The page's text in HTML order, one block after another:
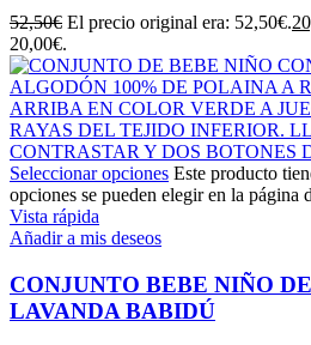
52,50€ El precio original era: 52,50€.
20,00€.
Seleccionar opciones Este producto
opciones se pueden elegir en la página
Vista rápida
Añadir a mis deseos
CONJUNTO BEBE NIÑO
LAVANDA BABIDÚ